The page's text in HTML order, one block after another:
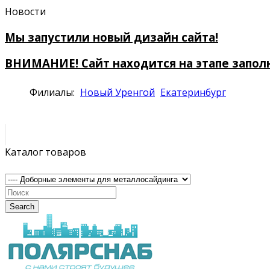
Новости
Мы запустили новый дизайн сайта!
ВНИМАНИЕ! Сайт находится на этапе
Филиалы: Новый Уренгой Екатеринбург
Каталог товаров
Search